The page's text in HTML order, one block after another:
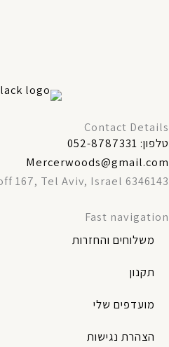
Contact Details
טלפון: 052-8787331
Mercerwoods@gmail.com
167, Tel Aviv, Israel 6346143
Fast navigation
משלוחים והחזרות
תקנון
מועדפים שלי
הצהרת נגישות